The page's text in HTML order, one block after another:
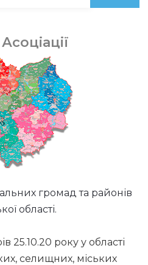
громад та районів
області.
25.10.20 року у області
селищних, міських